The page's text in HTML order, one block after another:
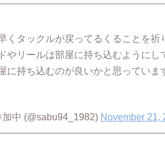
くタックルが戻ってるくることを祈
やリールは部屋に持ち込むようにし
に持ち込むのが良いかと思っていま
中 (@sabu94_1982) November 21,